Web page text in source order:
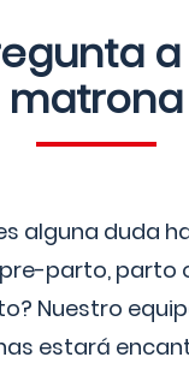
matrona
alguna duda
parto, parto
Nuestro
estará